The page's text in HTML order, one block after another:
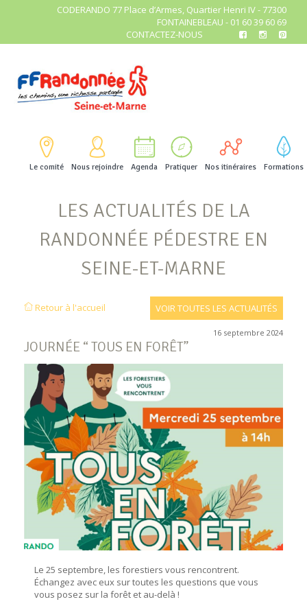
CODERANDO 77 Place d’Armes, Quartier Henri IV - 77300
FONTAINEBLEAU - 01 60 39 60 69
CONTACTEZ-NOUS
Le comité Nous rejoindre Agenda Pratiquer Nos itinéraires Formations
LES ACTUALITÉS DE LA
RANDONNÉE PÉDESTRE EN
SEINE-ET-MARNE
Retour à l'accueil VOIR TOUTES LES ACTUALITÉS
JOURNÉE “ TOUS EN FORÊT”
16 septembre 2024
Le 25 septembre, les forestiers vous rencontrent.
Échangez avec eux sur toutes les questions que vous
vous posez sur la forêt et au-delà !